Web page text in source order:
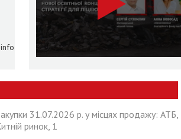
31.07.2026 р. у місцях продажу: АТБ,
ринок, 1